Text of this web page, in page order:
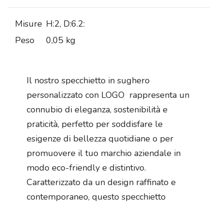
Misure H:2, D:6.2:
Peso
0,05 kg
Il nostro specchietto in sughero
personalizzato con LOGO rappresenta un
connubio di eleganza, sostenibilità e
praticità, perfetto per soddisfare le
esigenze di bellezza quotidiane o per
promuovere il tuo marchio aziendale in
modo eco-friendly e distintivo.
Caratterizzato da un design raffinato e
contemporaneo, questo specchietto